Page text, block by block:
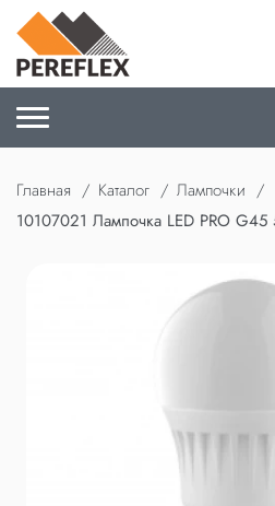
Главная Каталог
Лампочки
10107021 Лампочка LED PRO